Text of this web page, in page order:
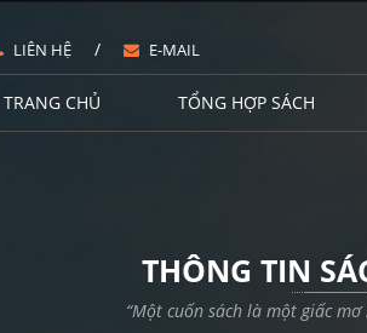
LIÊN HỆ / E-MAIL
TRANG CHỦ TỔNG HỢP SÁCH
THÔNG TIN
“Một cuốn sách là một giấc